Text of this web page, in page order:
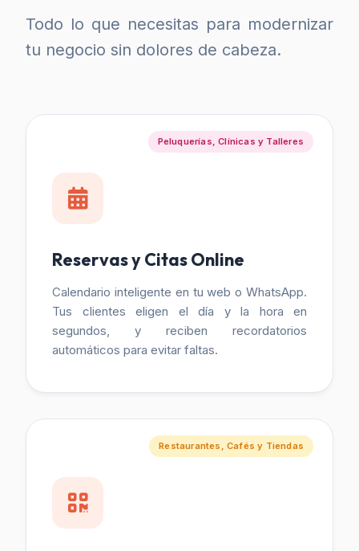
Todo lo que necesitas para modernizar
tu negocio sin dolores de cabeza.
Peluquerías, Clínicas y Talleres
Reservas y Citas Online
Calendario inteligente en tu web o WhatsApp.
Tus clientes eligen el día y la hora en
segundos, y reciben recordatorios
automáticos para evitar faltas.
Restaurantes, Cafés y Tiendas